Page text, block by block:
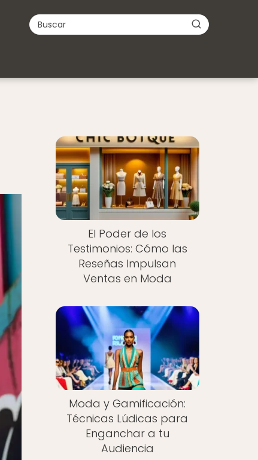
El Poder de los
Testimonios: Cómo las
Reseñas Impulsan
Ventas en Moda
Moda y Gamificación:
Técnicas Lúdicas para
Enganchar a tu
Audiencia